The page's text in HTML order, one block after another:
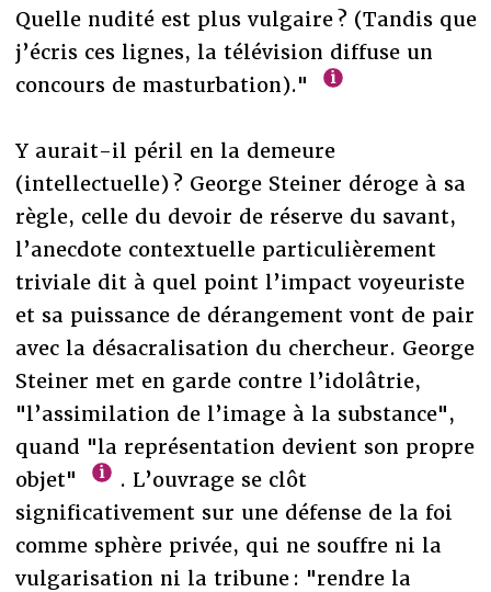
Quelle nudité est plus vulgaire ? (Tandis que
j’écris ces lignes, la télévision diffuse un
concours de masturbation)."
Y aurait-il péril en la demeure
(intellectuelle) ? George Steiner déroge à sa
règle, celle du devoir de réserve du savant,
l’anecdote contextuelle particulièrement
triviale dit à quel point l’impact voyeuriste
et sa puissance de dérangement vont de pair
avec la désacralisation du chercheur. George
Steiner met en garde contre l’idolâtrie,
"l’assimilation de l’image à la substance",
quand "la représentation devient son propre
objet"
. L’ouvrage se clôt
significativement sur une défense de la foi
comme sphère privée, qui ne souffre ni la
vulgarisation ni la tribune : "rendre la